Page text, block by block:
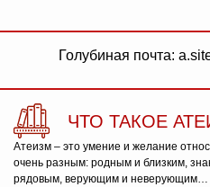
Голубиная почта:
ЧТО ТАКОЕ
Атеизм – это умение и желание
очень разным: родным и близким,
рядовым, верующим и неверующим…